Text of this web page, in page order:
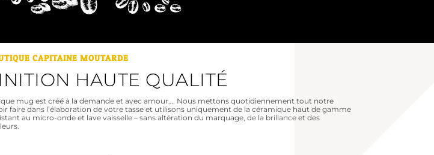
CAPITAINE MOUTARDE
HAUTE QUALITÉ
mug est créé à la demande et avec amour…. Nous mettons quotidiennement tout notre
faire dans l’élaboration de votre tasse et utilisons uniquement de la céramique haut de gamme
au micro-onde et lave vaisselle – sans altération du marquage, de la brillance et des